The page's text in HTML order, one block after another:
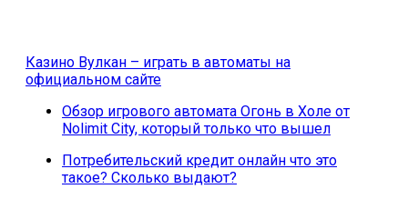
Казино Вулкан – играть в автоматы на
официальном сайте
Обзор игрового автомата Огонь в Холе от
Nolimit City, который только что вышел
Потребительский кредит онлайн что это
такое? Сколько выдают?